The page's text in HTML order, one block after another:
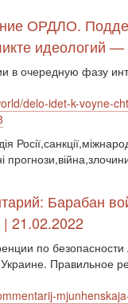
ОРДЛО.
идеологий
в очередную фазу
delo-idet-k-voyne-
Барабан
21.02.2022
по
Правильное